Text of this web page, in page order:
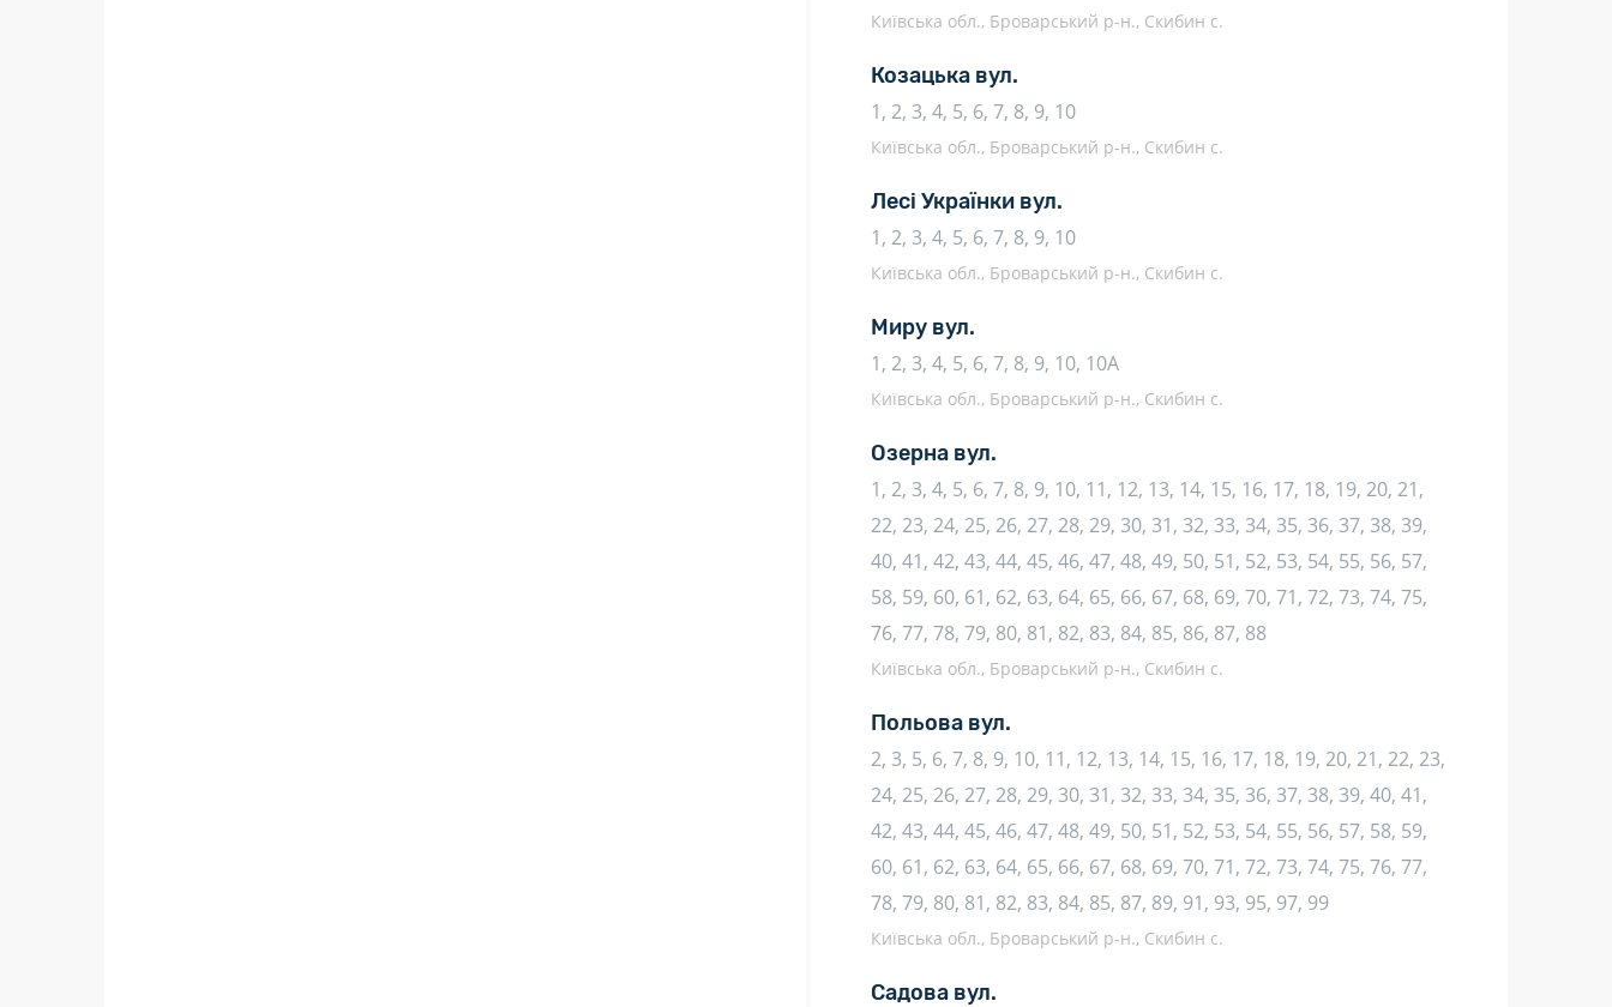
Київська обл., Броварський р-н., Скибин с.
Козацька вул.
1, 2, 3, 4, 5, 6, 7, 8, 9, 10
Київська обл., Броварський р-н., Скибин с.
Лесі Українки вул.
1, 2, 3, 4, 5, 6, 7, 8, 9, 10
Київська обл., Броварський р-н., Скибин с.
Миру вул.
1, 2, 3, 4, 5, 6, 7, 8, 9, 10, 10А
Київська обл., Броварський р-н., Скибин с.
Озерна вул.
1, 2, 3, 4, 5, 6, 7, 8, 9, 10, 11, 12, 13, 14, 15, 16, 17, 18, 19, 20, 21,
22, 23, 24, 25, 26, 27, 28, 29, 30, 31, 32, 33, 34, 35, 36, 37, 38, 39,
40, 41, 42, 43, 44, 45, 46, 47, 48, 49, 50, 51, 52, 53, 54, 55, 56, 57,
58, 59, 60, 61, 62, 63, 64, 65, 66, 67, 68, 69, 70, 71, 72, 73, 74, 75,
76, 77, 78, 79, 80, 81, 82, 83, 84, 85, 86, 87, 88
Київська обл., Броварський р-н., Скибин с.
Польова вул.
2, 3, 5, 6, 7, 8, 9, 10, 11, 12, 13, 14, 15, 16, 17, 18, 19, 20, 21, 22, 23,
24, 25, 26, 27, 28, 29, 30, 31, 32, 33, 34, 35, 36, 37, 38, 39, 40, 41,
42, 43, 44, 45, 46, 47, 48, 49, 50, 51, 52, 53, 54, 55, 56, 57, 58, 59,
60, 61, 62, 63, 64, 65, 66, 67, 68, 69, 70, 71, 72, 73, 74, 75, 76, 77,
78, 79, 80, 81, 82, 83, 84, 85, 87, 89, 91, 93, 95, 97, 99
Київська обл., Броварський р-н., Скибин с.
Садова вул.